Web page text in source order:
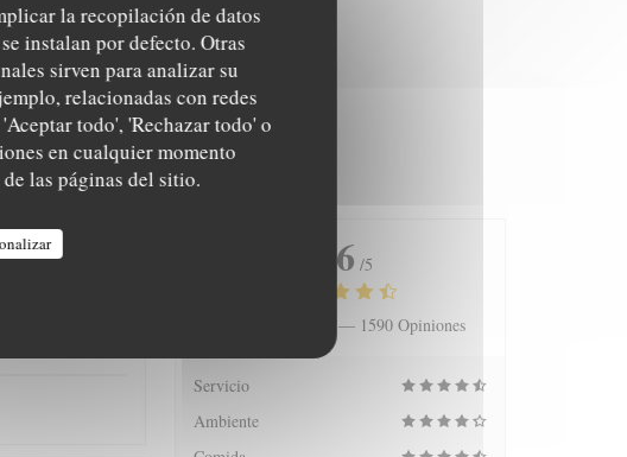
la recopilación de datos
instalan por defecto. Otras
sirven para analizar su
relacionadas con redes
todo', 'Rechazar todo' o
en cualquier momento
las páginas del sitio.
4.6 /5
Valoración media — 1590 Opiniones
Servicio
Ambiente